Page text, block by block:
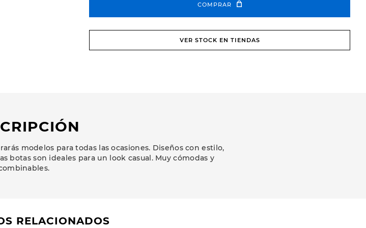
COMPRAR
VER STOCK EN TIENDAS
modelos para todas las ocasiones. Diseños con estilo,
botas son ideales para un look casual. Muy cómodas y
RELACIONADOS